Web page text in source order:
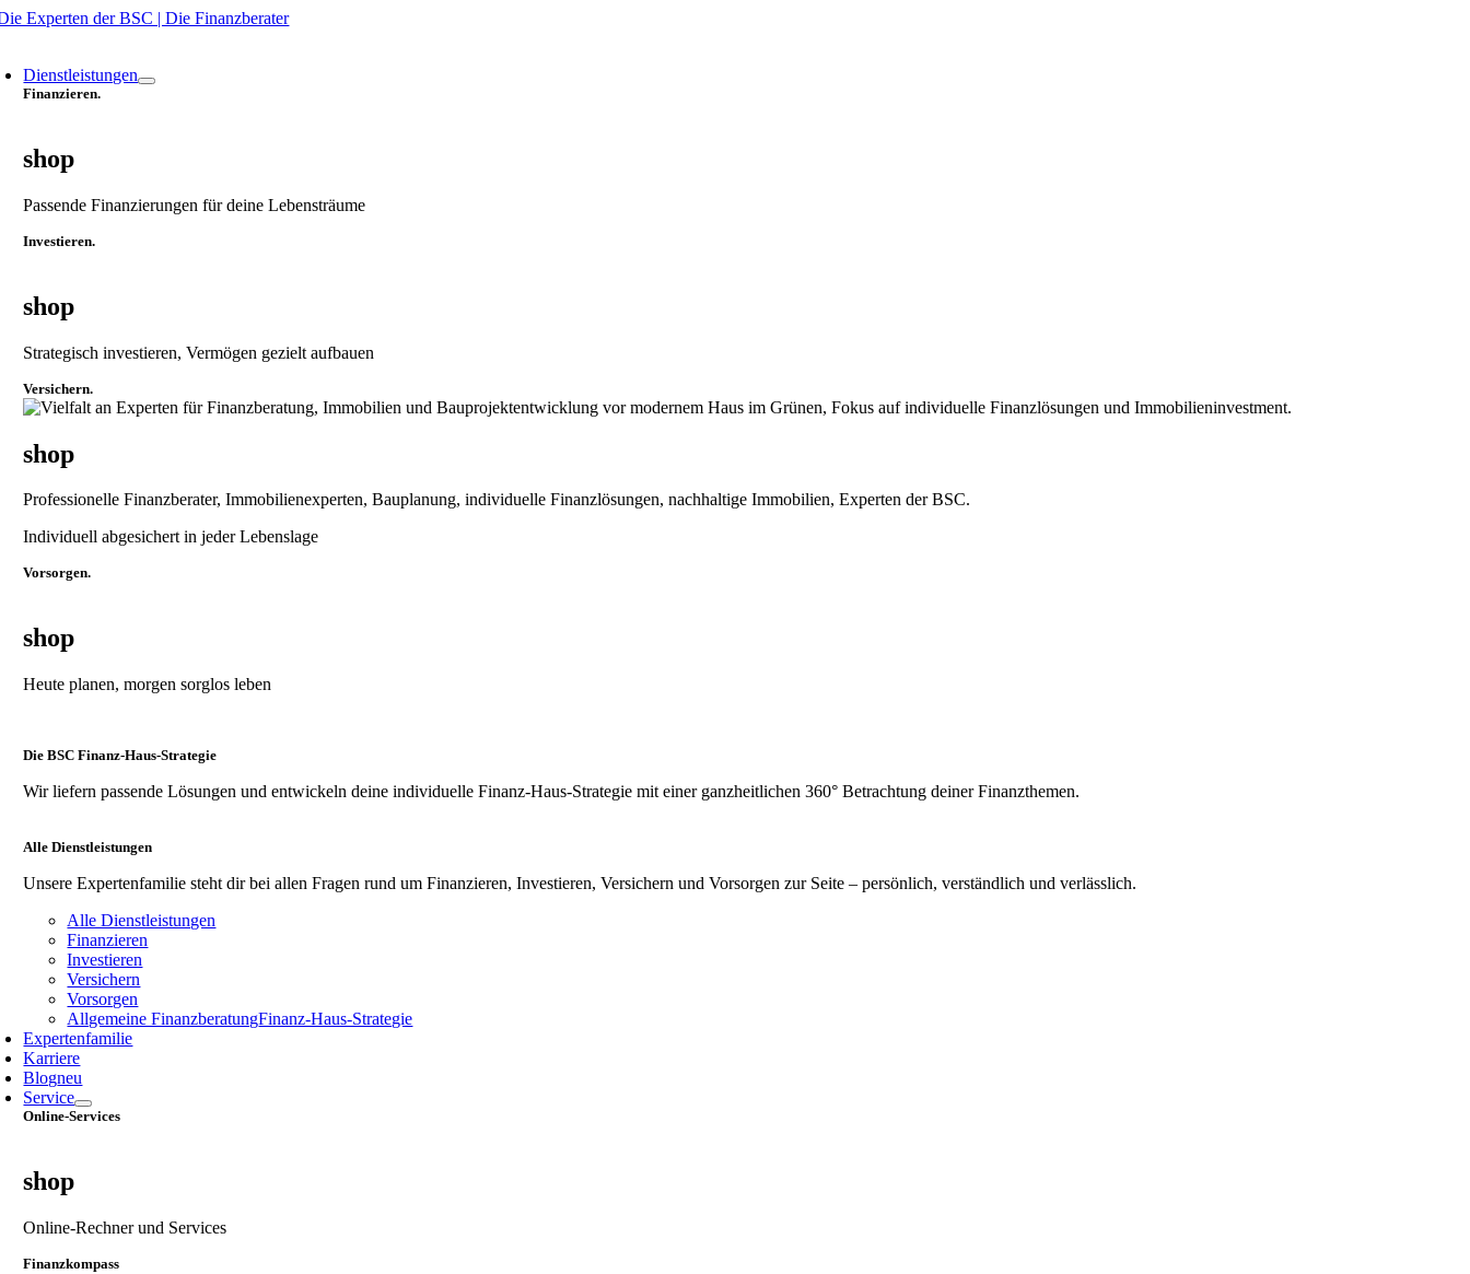
Zum
Dienstleistungen
Finanzieren.
shop
Passende Finanzierungen für deine Lebensträume
Investieren.
shop
Strategisch investieren, Vermögen gezielt aufbauen
Versichern.
shop
Professionelle Finanzberater, Immobilienexperten, Bauplanung, individuelle Finanzlösungen, nachhaltige Immobilien, Experten der BSC.
Individuell abgesichert in jeder Lebenslage
Vorsorgen.
shop
Heute planen, morgen sorglos leben
Die BSC Finanz-Haus-Strategie
Wir liefern passende Lösungen und entwickeln deine individuelle Finanz-Haus-Strategie mit einer ganzheitlichen 360° Betrachtung deiner Finanzthemen.
Alle Dienstleistungen
Unsere Expertenfamilie steht dir bei allen Fragen rund um Finanzieren, Investieren, Versichern und Vorsorgen zur Seite – persönlich, verständlich und verlässlich.
Alle Dienstleistungen
Finanzieren
Investieren
Versichern
Vorsorgen
Allgemeine FinanzberatungFinanz‑Haus‑Strategie
Expertenfamilie
Karriere
Blogneu
Service
Online-Services
shop
Online-Rechner und Services
Finanzkompass